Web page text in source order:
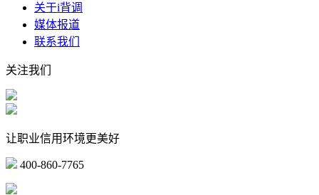
关于i背调
媒体报道
联系我们
关注我们
让职业信用环境更美好
400-860-7765